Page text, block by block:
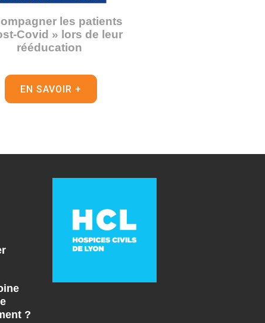
les patients
Covid » lors de leur
rééducation
EN SAVOIR +
?